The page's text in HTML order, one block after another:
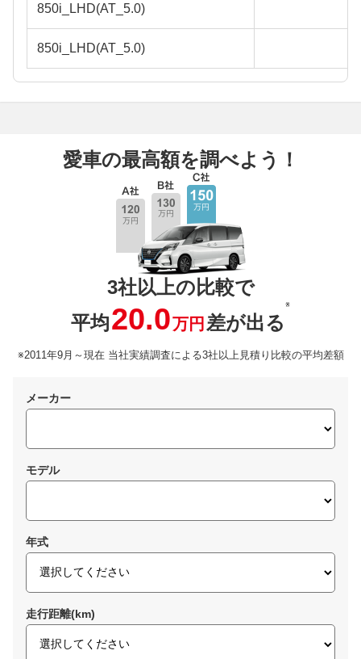
850i_LHD(AT_5.0)
850i_LHD(AT_5.0)
愛車の最高額を調べよう！
3社以上の比較で
平均20.0万円 差が出る
※
※2011年9月～現在 当社実績調査による3社以上見積り比較の平均差額
メーカー
モデル
年式
走行距離(km)